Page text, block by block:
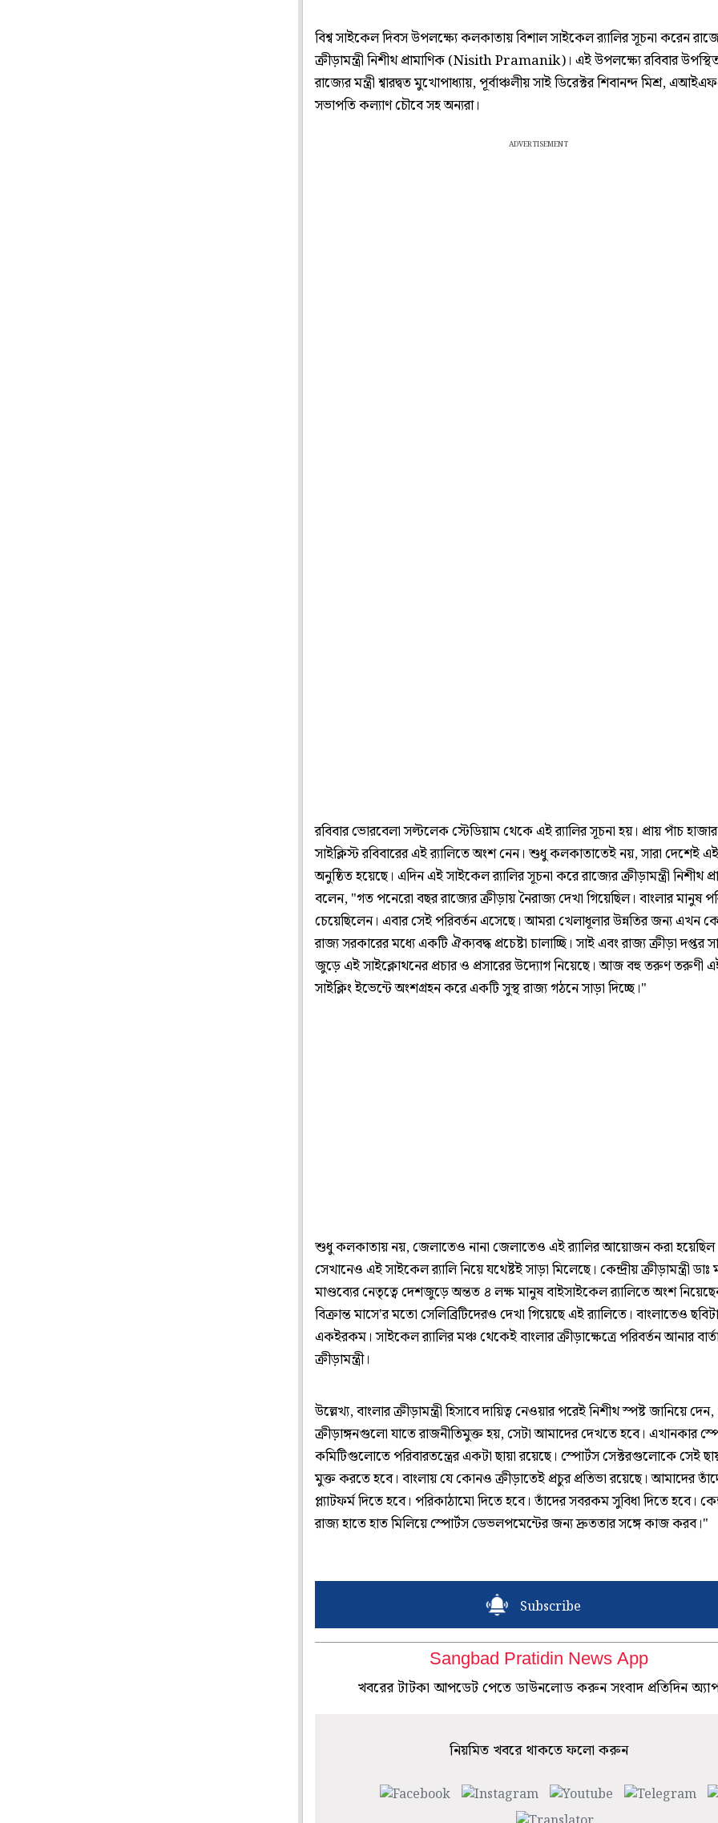
বিশ্ব সাইকেল দিবস উপলক্ষ্যে কলকাতায় বিশাল সাইকেল র‍্যালির সূচনা করেন
ক্রীড়ামন্ত্রী নিশীথ প্রামাণিক (Nisith Pramanik)। এই উপলক্ষ্যে রবিবার
রাজ্যের মন্ত্রী শ্বারদ্বত মুখোপাধ্যায়, পূর্বাঞ্চলীয় সাই ডিরেক্টর শিবানন্দ মিশ্র,
সভাপতি কল্যাণ চৌবে সহ অন্যরা।
ADVERTISEMENT
রবিবার ভোরবেলা সল্টলেক স্টেডিয়াম থেকে এই র‍্যালির সূচনা হয়। প্রায় পাঁচ হাজার
সাইক্লিস্ট রবিবারের এই র‍্যালিতে অংশ নেন। শুধু কলকাতাতেই নয়, সারা দেশেই এই
অনুষ্ঠিত হয়েছে। এদিন এই সাইকেল র‍্যালির সূচনা করে রাজ্যের ক্রীড়ামন্ত্রী নিশীথ
বলেন, "গত পনেরো বছর রাজ্যের ক্রীড়ায় নৈরাজ্য দেখা গিয়েছিল। বাংলার মানুষ
চেয়েছিলেন। এবার সেই পরিবর্তন এসেছে। আমরা খেলাধূলার উন্নতির জন্য এখন
রাজ্য সরকারের মধ্যে একটি ঐক্যবদ্ধ প্রচেষ্টা চালাচ্ছি। সাই এবং রাজ্য ক্রীড়া দপ্তর
জুড়ে এই সাইক্লোথনের প্রচার ও প্রসারের উদ্যোগ নিয়েছে। আজ বহু তরুণ তরুণী
সাইক্লিং ইভেন্টে অংশগ্রহন করে একটি সুস্থ রাজ্য গঠনে সাড়া দিচ্ছে।"
শুধু কলকাতায় নয়, জেলাতেও নানা জেলাতেও এই র‍্যালির আয়োজন করা
সেখানেও এই সাইকেল র‍্যালি নিয়ে যথেষ্টই সাড়া মিলেছে। কেন্দ্রীয় ক্রীড়ামন্ত্রী
মাণ্ডব্যের নেতৃত্বে দেশজুড়ে অন্তত ৪ লক্ষ মানুষ বাইসাইকেল র‍্যালিতে অংশ
বিক্রান্ত মাসে'র মতো সেলিব্রিটিদেরও দেখা গিয়েছে এই র‍্যালিতে। বাংলাতেও ছবিটা
একইরকম। সাইকেল র‍্যালির মঞ্চ থেকেই বাংলার ক্রীড়াক্ষেত্রে পরিবর্তন আনার
ক্রীড়ামন্ত্রী।
উল্লেখ্য, বাংলার ক্রীড়ামন্ত্রী হিসাবে দায়িত্ব নেওয়ার পরেই নিশীথ স্পষ্ট জানিয়ে দেন,
ক্রীড়াঙ্গনগুলো যাতে রাজনীতিমুক্ত হয়, সেটা আমাদের দেখতে হবে। এখানকার
কমিটিগুলোতে পরিবারতন্ত্রের একটা ছায়া রয়েছে। স্পোর্টস সেক্টরগুলোকে সেই
মুক্ত করতে হবে। বাংলায় যে কোনও ক্রীড়াতেই প্রচুর প্রতিভা রয়েছে। আমাদের
প্ল্যাটফর্ম দিতে হবে। পরিকাঠামো দিতে হবে। তাঁদের সবরকম সুবিধা দিতে হবে।
রাজ্য হাতে হাত মিলিয়ে স্পোর্টস ডেভলপমেন্টের জন্য দ্রুততার সঙ্গে কাজ করব।"
Subscribe
Sangbad Pratidin News App
খবরের টাটকা আপডেট পেতে ডাউনলোড করুন সংবাদ প্রতিদিন
নিয়মিত খবরে থাকতে ফলো করুন